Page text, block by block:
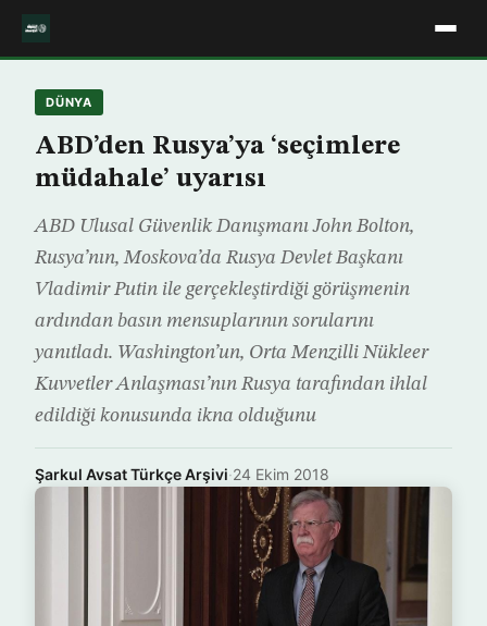
DÜNYA
ABD’den Rusya’ya ‘seçimlere
müdahale’ uyarısı
ABD Ulusal Güvenlik Danışmanı John Bolton,
Rusya’nın, Moskova’da Rusya Devlet Başkanı
Vladimir Putin ile gerçekleştirdiği görüşmenin
ardından basın mensuplarının sorularını
yanıtladı. Washington’un, Orta Menzilli Nükleer
Kuvvetler Anlaşması’nın Rusya tarafından ihlal
edildiği konusunda ikna olduğunu
Şarkul Avsat Türkçe Arşivi·24 Ekim 2018